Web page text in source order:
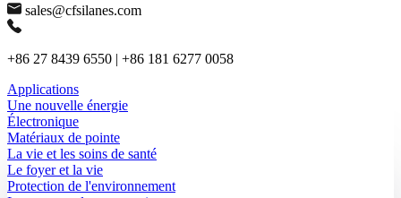
sales@cfsilanes.com
+86 27 8439 6550 | +86 181 6277 0058
Applications
Une nouvelle énergie
Électronique
Matériaux de pointe
La vie et les soins de santé
Le foyer et la vie
Protection de l'environnement